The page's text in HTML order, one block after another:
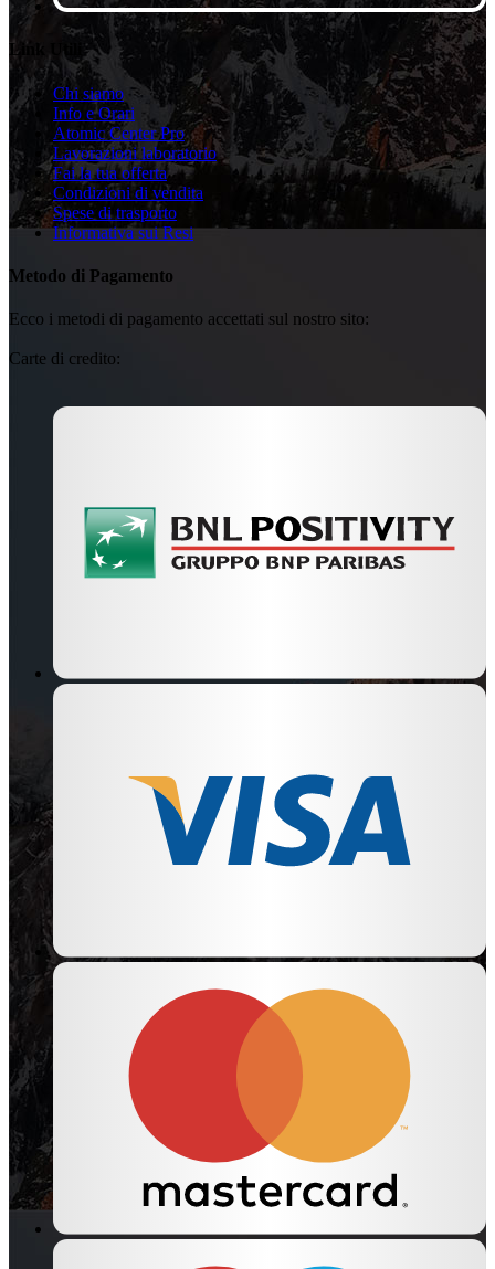
Link Utili
Chi siamo
Info e Orari
Atomic Center Pro
Lavorazioni laboratorio
Fai la tua offerta
Condizioni di vendita
Spese di trasporto
Informativa sui Resi
Metodo di Pagamento
Ecco i metodi di pagamento accettati sul nostro sito:
Carte di credito: